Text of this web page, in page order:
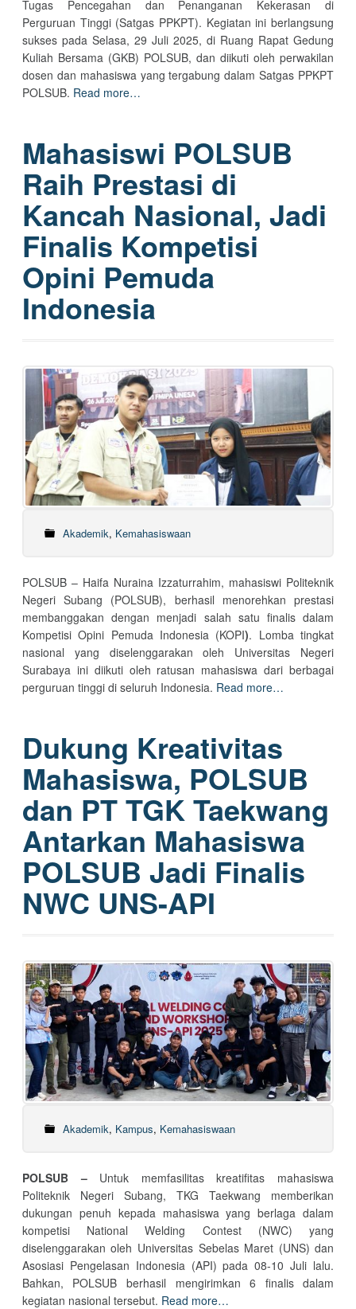
Tugas Pencegahan dan Penanganan Kekerasan di
Perguruan Tinggi (Satgas PPKPT). Kegiatan ini berlangsung
sukses pada Selasa, 29 Juli 2025, di Ruang Rapat Gedung
Kuliah Bersama (GKB) POLSUB, dan diikuti oleh perwakilan
dosen dan mahasiswa yang tergabung dalam Satgas PPKPT
POLSUB. Read more…
Mahasiswi POLSUB
Raih Prestasi di
Kancah Nasional, Jadi
Finalis Kompetisi
Opini Pemuda
Indonesia
Akademik, Kemahasiswaan
POLSUB – Haifa Nuraina Izzaturrahim, mahasiswi Politeknik
Negeri Subang (POLSUB), berhasil menorehkan prestasi
membanggakan dengan menjadi salah satu finalis dalam
Kompetisi Opini Pemuda Indonesia (KOPI). Lomba tingkat
nasional yang diselenggarakan oleh Universitas Negeri
Surabaya ini diikuti oleh ratusan mahasiswa dari berbagai
perguruan tinggi di seluruh Indonesia. Read more…
Dukung Kreativitas
Mahasiswa, POLSUB
dan PT TGK Taekwang
Antarkan Mahasiswa
POLSUB Jadi Finalis
NWC UNS-API
Akademik, Kampus, Kemahasiswaan
POLSUB –Untuk memfasilitas kreatifitas mahasiswa
Politeknik Negeri Subang, TKG Taekwang memberikan
dukungan penuh kepada mahasiswa yang berlaga dalam
kompetisi National Welding Contest (NWC) yang
diselenggarakan oleh Universitas Sebelas Maret (UNS) dan
Asosiasi Pengelasan Indonesia (API) pada 08-10 Juli lalu.
Bahkan, POLSUB berhasil mengirimkan 6 finalis dalam
kegiatan nasional tersebut. Read more…